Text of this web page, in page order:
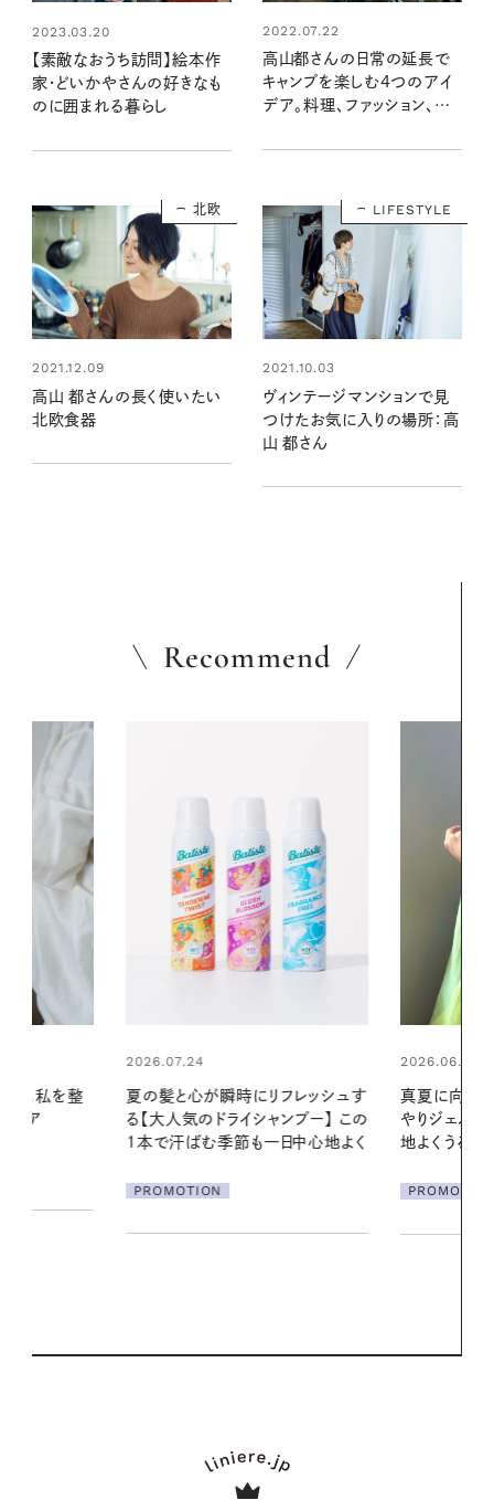
2023.03.20
【素敵なおうち訪問】絵本作
家・どいかやさんの好きなも
のに囲まれる暮らし
2022.07.22
高山都さんの日常の延長で
キャンプを楽しむ4つのアイ
デア。料理、ファッション、道
北欧
2021.12.09
高山 都さんの長く使いたい
北欧食器
LIFESTYLE
2021.10.03
ヴィンテージマンションで見
つけたお気に入りの場所：高
山 都さん
Recommend
レッシュす
プー】 この
2026.06.01
真夏に向けて、ハーブが香るひん
やりジェルと出合う。暑い季節に心
地よくうるおう、軽やかなボディケ
PROMOTION
2026.06.01
お出かけ前
の一日。汗ば
に過ごす私